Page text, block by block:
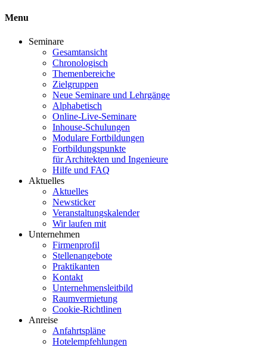
Menu
Seminare
Gesamtansicht
Chronologisch
Themenbereiche
Zielgruppen
Neue Seminare und Lehrgänge
Alphabetisch
Online-Live-Seminare
Inhouse-Schulungen
Modulare Fortbildungen
Fortbildungspunkte
für Architekten und Ingenieure
Hilfe und FAQ
Aktuelles
Aktuelles
Newsticker
Veranstaltungskalender
Wir laufen mit
Unternehmen
Firmenprofil
Stellenangebote
Praktikanten
Kontakt
Unternehmensleitbild
Raumvermietung
Cookie-Richtlinen
Anreise
Anfahrtspläne
Hotelempfehlungen